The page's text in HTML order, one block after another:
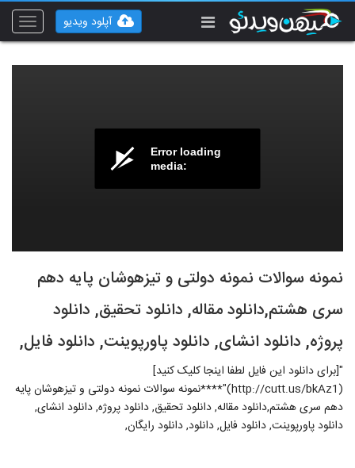
Toggle
آپلود ویدیو
Error loading
media:
نمونه سوالات نمونه دولتی و تیزهوشان پایه دهم
سری هشتم,دانلود مقاله, دانلود تحقیق, دانلود
پروژه, دانلود انشای, دانلود پاورپوینت, دانلود فایل,
"[برای دانلود این فایل لطفا اینجا کلیک کنید]
(http://cutt.us/bkAz1)"****نمونه سوالات نمونه دولتی و تیزهوشان پایه
دهم سری هشتم,دانلود مقاله, دانلود تحقیق, دانلود پروژه, دانلود انشای,
دانلود پاورپوینت, دانلود فایل, دانلود, دانلود رایگان,